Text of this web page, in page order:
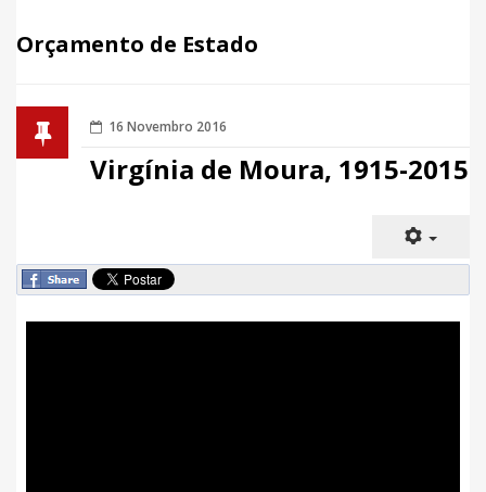
Orçamento de Estado
16 Novembro 2016
Virgínia de Moura, 1915-2015